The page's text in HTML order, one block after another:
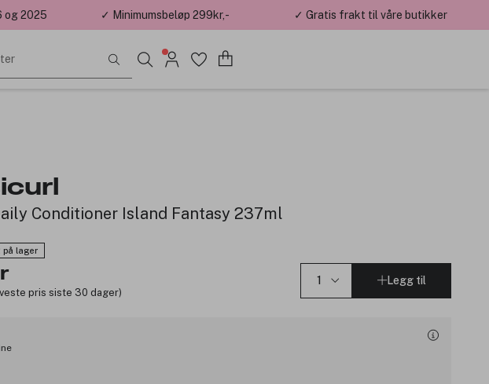
og 2025 ✓ Minimumsbeløp 299kr,- ✓ Gratis frakt til våre butikker
Conditioner Island Fantasy 237ml
på lager
pris siste 30 dager)
Legg til